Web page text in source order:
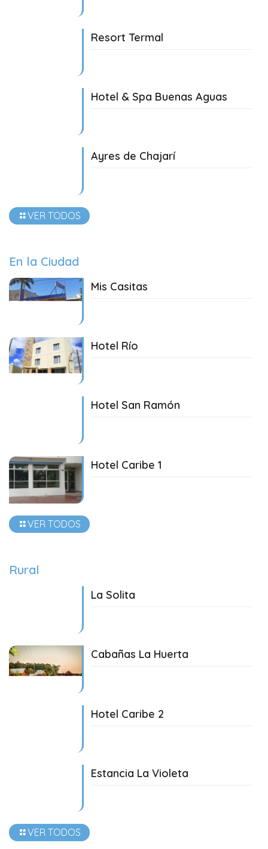
Resort Termal
Hotel & Spa Buenas Aguas
Ayres de Chajarí
VER TODOS
En la Ciudad
Mis Casitas
Hotel Río
Hotel San Ramón
Hotel Caribe 1
VER TODOS
Rural
La Solita
Cabañas La Huerta
Hotel Caribe 2
Estancia La Violeta
VER TODOS